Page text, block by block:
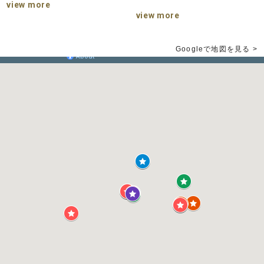
view more
view more
Googleで地図を見る >